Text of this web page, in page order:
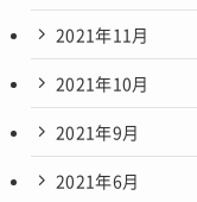
2021年11月
2021年10月
2021年9月
2021年6月